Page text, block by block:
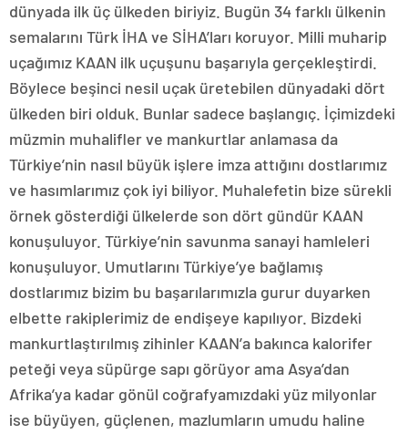
dünyada ilk üç ülkeden biriyiz. Bugün 34 farklı ülkenin
semalarını Türk İHA ve SİHA’ları koruyor. Milli muharip
uçağımız KAAN ilk uçuşunu başarıyla gerçekleştirdi.
Böylece beşinci nesil uçak üretebilen dünyadaki dört
ülkeden biri olduk. Bunlar sadece başlangıç. İçimizdeki
müzmin muhalifler ve mankurtlar anlamasa da
Türkiye’nin nasıl büyük işlere imza attığını dostlarımız
ve hasımlarımız çok iyi biliyor. Muhalefetin bize sürekli
örnek gösterdiği ülkelerde son dört gündür KAAN
konuşuluyor. Türkiye’nin savunma sanayi hamleleri
konuşuluyor. Umutlarını Türkiye’ye bağlamış
dostlarımız bizim bu başarılarımızla gurur duyarken
elbette rakiplerimiz de endişeye kapılıyor. Bizdeki
mankurtlaştırılmış zihinler KAAN’a bakınca kalorifer
peteği veya süpürge sapı görüyor ama Asya’dan
Afrika’ya kadar gönül coğrafyamızdaki yüz milyonlar
ise büyüyen, güçlenen, mazlumların umudu haline